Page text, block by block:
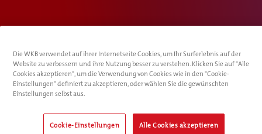
Die WKB verwendet auf ihrer Internetseite Cookies, um Ihr Surferlebnis auf der
Website zu verbessern und ihre Nutzung besser zu verstehen. Klicken Sie auf "Alle
Cookies akzeptieren", um die Verwendung von Cookies wie in den "Cookie-
Einstellungen" definiert zu akzeptieren, oder wählen Sie die gewünschten
Einstellungen selbst aus.
Cookie-Einstellungen Alle Cookies akzeptieren